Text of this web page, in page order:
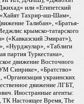
или «Египетский
Тахрир-аш-Шам»,
Талибан», «Братья-
крымско-татарского
(«Кавказский Эмират»),
«Нурджулар», «Таблиги
партия Туркестана»,
движение Восточного
Синрике», «Братство»
украинских
движение ЛГБТ,
Иностранные агенты:
ТК Настоящее Время, The